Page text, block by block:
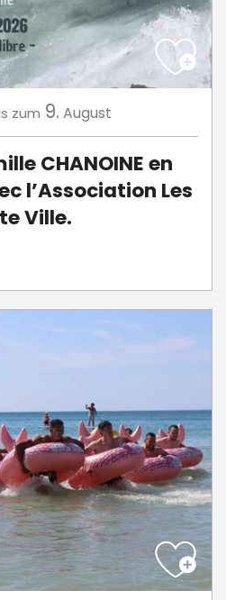
zum 9. August
CHANOINE en
l’Association Les
Ville.